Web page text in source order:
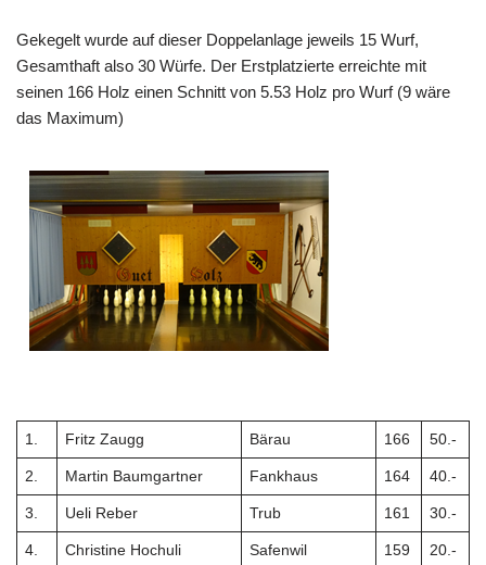
Gekegelt wurde auf dieser Doppelanlage jeweils 15 Wurf,
Gesamthaft also 30 Würfe. Der Erstplatzierte erreichte mit
seinen 166 Holz einen Schnitt von 5.53 Holz pro Wurf (9 wäre
das Maximum)
1. Fritz Zaugg Bärau 166 50.-
2. Martin Baumgartner Fankhaus 164 40.-
3. Ueli Reber Trub 161 30.-
4. Christine Hochuli Safenwil 159 20.-